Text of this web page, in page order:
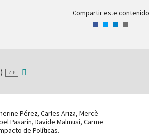
Compartir este contenido
Facebook
Twitter
LinkedIn
Correo
ZIP
Pérez, Carles Ariza, Mercè
Pasarín, Davide Malmusi, Carme
de Políticas.